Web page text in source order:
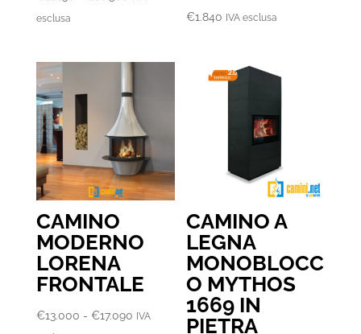
a
€16.560
esclusa
€1.840 IVA esclusa
CAMINO
MODERNO
LORENA
FRONTALE
€13.000 - €17.090Fascia
IVA
CAMINO A
LEGNA
MONOBLOCC
O MYTHOS
1669 IN
PIETRA